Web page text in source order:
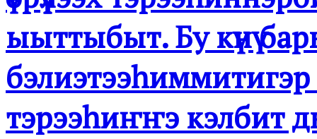
ыыттыбыт. Бу күнү
тэрээһиҥҥэ кэлбит